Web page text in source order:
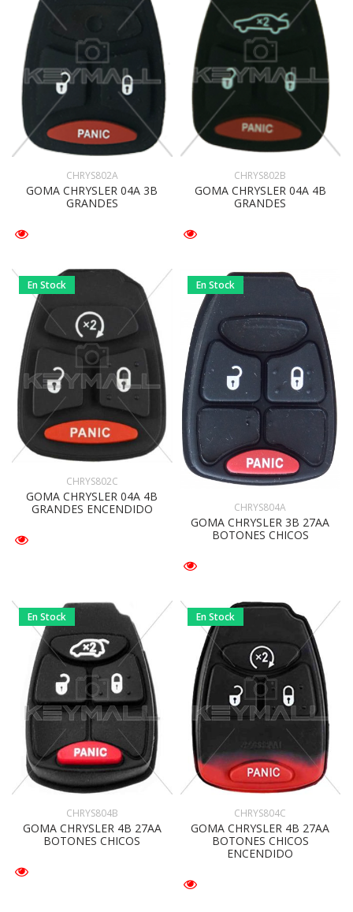
CHRYS802A
GOMA CHRYSLER 04A 3B
GRANDES
CHRYS802B
GOMA CHRYSLER 04A 4B
GRANDES
En Stock
CHRYS802C
GOMA CHRYSLER 04A 4B
GRANDES ENCENDIDO
En Stock
CHRYS804A
GOMA CHRYSLER 3B 27AA
BOTONES CHICOS
En Stock
CHRYS804B
GOMA CHRYSLER 4B 27AA
BOTONES CHICOS
En Stock
CHRYS804C
GOMA CHRYSLER 4B 27AA
BOTONES CHICOS
ENCENDIDO